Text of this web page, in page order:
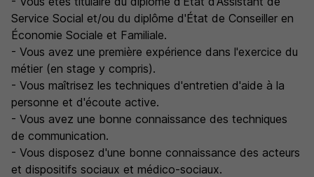
Service Social et/ou du diplôme d'État de Conseiller en
Économie Sociale et Familiale.
- Vous avez une première expérience dans l'exercice du
métier (en stage y compris).
- Vous maîtrisez les techniques d'entretien d'aide à la
personne et d'écoute active.
- Vous avez une bonne connaissance des techniques
de communication.
- Vous disposez d'une bonne connaissance des acteurs
et dispositifs sociaux et médico-sociaux.